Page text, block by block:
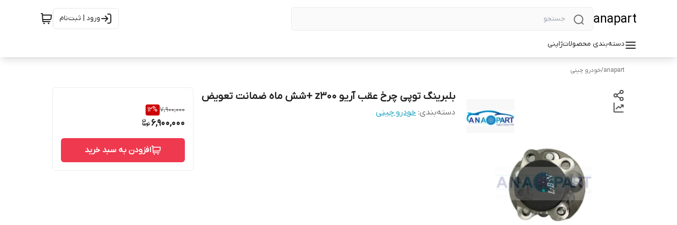
anapart ورود | ثبت‌نام
دسته‌بندی محصولاتژاپنی
anapart
/خودرو چینی
بلبرینگ توپی چرخ عقب آریو z300 +شش ماه ضمانت تعویض
دسته‌بندی: خودرو چینی 7,900,000
12%
6,900,000
افزودن به سبد خرید